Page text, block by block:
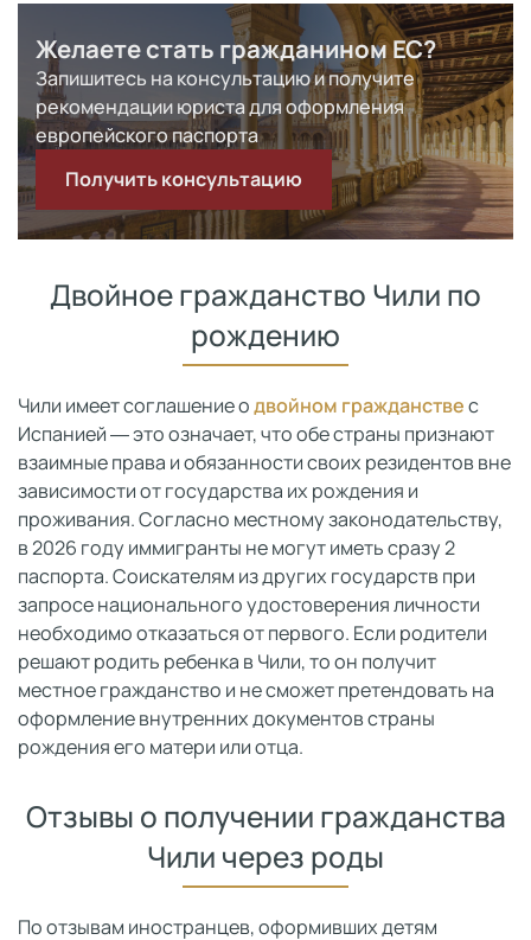
Желаете стать гражданином ЕС?
Запишитесь на консультацию и получите
рекомендации юриста для оформления
европейского паспорта
Получить консультацию
Двойное гражданство Чили по
рождению
Чили имеет соглашение одвойном гражданствес
Испанией ― это означает, что обе страны признают
взаимные права и обязанности своих резидентов вне
зависимости от государства их рождения и
проживания. Согласно местному законодательству,
в 2026 году иммигранты не могут иметь сразу 2
паспорта. Соискателям из других государств при
запросе национального удостоверения личности
необходимо отказаться от первого. Если родители
решают родить ребенка в Чили, то он получит
местное гражданство и не сможет претендовать на
оформление внутренних документов страны
рождения его матери или отца.
Отзывы о получении гражданства
Чили через роды
По отзывам иностранцев, оформивших детям